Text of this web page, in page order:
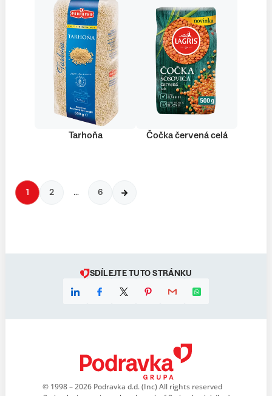
Tarhoňa Čočka červená celá
1 2 … 6
SDÍLEJTE TUTO STRÁNKU
© 1998 – 2026 Podravka d.d. (Inc) All rights reserved